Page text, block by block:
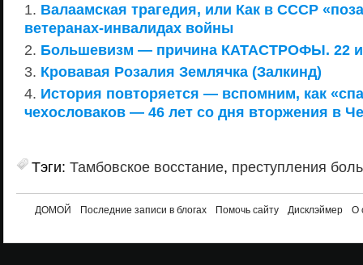
Валаамская трагедия, или Как в СССР
ветеранах-инвалидах войны
Большевизм — причина КАТАСТРОФЫ. 22
Кровавая Розалия Землячка (Залкинд)
История повторяется — вспомним, как
чехословаков — 46 лет со дня вторжения в
Тэги: Тамбовское восстание, преступления
ДОМОЙ Последние записи в блогах Помочь сайту Дисклэймер О